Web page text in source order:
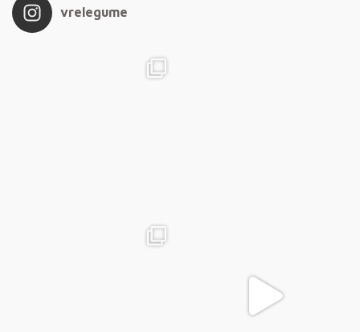
vrelegume